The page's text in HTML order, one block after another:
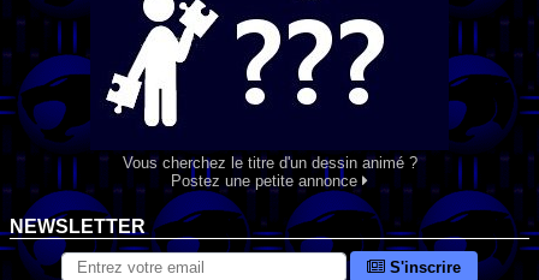
Vous cherchez le titre d'un dessin animé ?
Postez une petite annonce
NEWSLETTER
S'inscrire